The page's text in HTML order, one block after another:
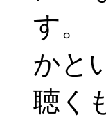
す。
かと
聴く